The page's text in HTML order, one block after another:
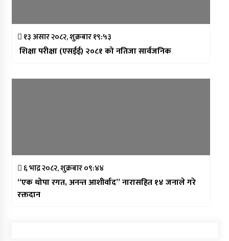
१३ असार २०८२, शुक्रबार १९:५३
शिक्षा परीक्षा (एसईई) २०८१ को नतिजा सार्वजनिक
६ भाद्र २०८२, शुक्रबार ०९:४४
“एक थोपा रगत, अनन्त आशीर्वाद” नारासहित १४ जनाले गरे
रक्तदान